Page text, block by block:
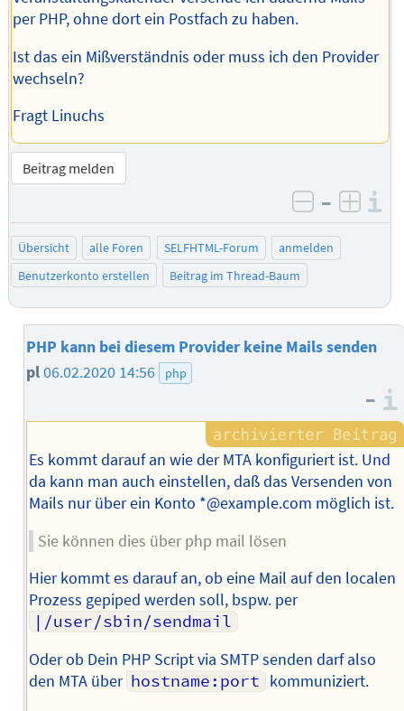
per PHP, ohne dort ein Postfach zu haben.
Ist das ein Mißverständnis oder muss ich den Provider
wechseln?
Fragt Linuchs
Beitrag melden
negativ
–
Übersicht alle Foren SELFHTML-Forum
anmelden
Benutzerkonto erstellen
Beitrag im Thread-Baum
PHP kann bei diesem Provider keine Mails senden
pl06.02.2020 14:56 php
–
Es kommt darauf an wie der MTA konfiguriert ist. Und
da kann man auch einstellen, daß das Versenden von
Mails nur über ein Konto *@example.com möglich ist.
Sie können dies über php mail lösen
Hier kommt es darauf an, ob eine Mail auf den localen
Prozess gepiped werden soll, bspw. per
|/user/sbin/sendmail
Oder ob Dein PHP Script via SMTP senden darf also
den MTA über hostname:port kommuniziert.